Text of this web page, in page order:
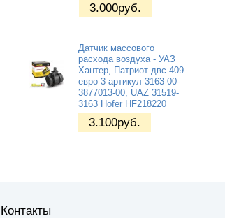
3.000руб.
Датчик массового
расхода воздуха - УАЗ
Хантер, Патриот двс 409
евро 3 артикул 3163-00-
3877013-00, UAZ 31519-
3163 Hofer HF218220
3.100руб.
Контакты